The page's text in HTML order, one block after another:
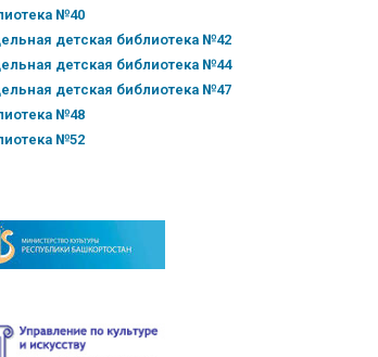
№40
детская библиотека №42
детская библиотека №44
детская библиотека №47
№48
№52